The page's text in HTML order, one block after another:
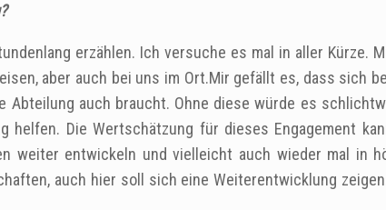
erzählen. Ich versuche es mal in aller Kürze.
aber auch bei uns im Ort.Mir gefällt es, dass sich
Abteilung auch braucht. Ohne diese würde es
helfen. Die Wertschätzung für dieses Engagement
weiter entwickeln und vielleicht auch wieder mal in
auch hier soll sich eine Weiterentwicklung